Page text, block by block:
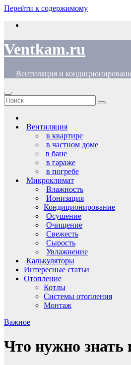
Перейти к содержимому
Ventkam.ru
Вентиляция и
Вентиляция
в квартире
в частном доме
в бане
в гараже
в погребе
Микроклимат
Влажность
Ионизация
Кондиционирование
Осушение
Очищение
Свежесть
Сырость
Увлажнение
Калькуляторы
Интересные статьи
Отопление
Котлы
Системы отопления
Монтаж
Важное
Что нужно знать